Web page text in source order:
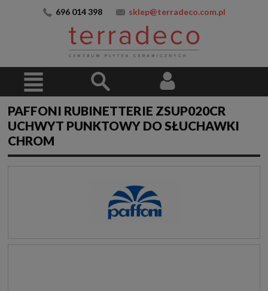
696 014 398 sklep@terradeco.com.pl
PAFFONI RUBINETTERIE ZSUP020CR
UCHWYT PUNKTOWY DO SŁUCHAWKI
CHROM